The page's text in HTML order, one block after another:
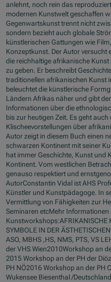
anlehnt, noch rein das
modernen Kunstwelt geschaffen
Gegenwartskunst trennt nicht
sondern bezieht auch globale
künstlerischen Gattungen wie
Konzeptkunst. Der Autor versucht
die reichhaltige afrikanische
zu geben. Er beschreibt
traditionellen afrikanischen Kunst
beleuchtet die künstlerische
Ländern Afrikas näher und gibt
Informationen über die
bis zur heutigen Zeit. Es geht
Klischeevorstellungen über
Autor zeigt in diesem Buch einen
schwarzen Kontinent mit seiner
hat immer Geschichte, Kunst und
Kontinent. Vom westlichen
genauso respektiert und
AutorConstantin Vidal ist AHS
Künstler und Kunstpädagoge. In
Vermittlung von Fähigkeiten zur
Seminaren etcMehr
Kunstworkshops:AFRIKANISCHE
SYMBOLE IN DER
ASO, MBHS ,HS, NMS, PTS, VS
der VHS Wien2010Workshop an
2015 Workshop an der PH der
PH NÖ2016 Workshop an der PH
Wukensee Biesenthal /